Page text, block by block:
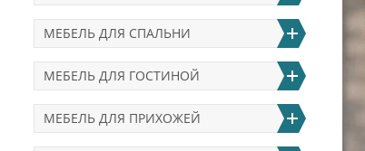
МЕБЕЛЬ ДЛЯ СПАЛЬНИ
МЕБЕЛЬ ДЛЯ ГОСТИНОЙ
МЕБЕЛЬ ДЛЯ ПРИХОЖЕЙ